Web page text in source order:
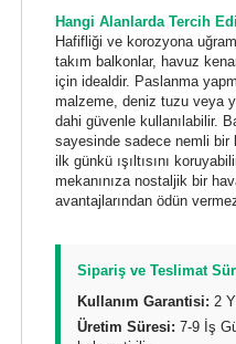
Hangi Alanlarda Tercih
Hafifliği ve korozyona
takım balkonlar, havuz
için idealdir. Paslanma
malzeme, deniz tuzu veya
dahi güvenle kullanılabilir.
sayesinde sadece nemli bir
ilk günkü ışıltısını
mekanınıza nostaljik bir
avantajlarından ödün
Sipariş ve Teslimat
Kullanım Garantisi: 2
Üretim Süresi: 7-9 İş